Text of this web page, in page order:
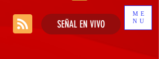
ME
NU
SEÑAL EN VIVO